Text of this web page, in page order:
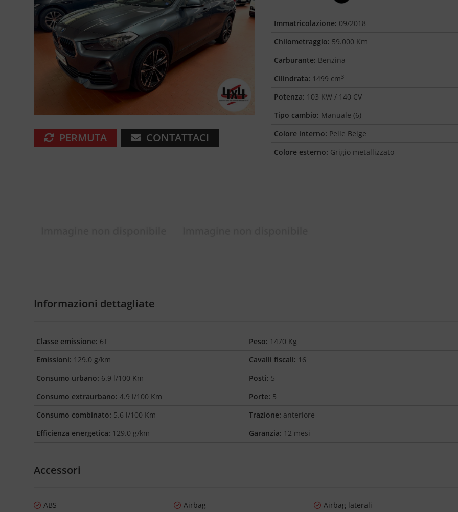
PERMUTA CONTATTACI
Immatricolazione: 09/2018
Chilometraggio: 59.000 Km
Carburante: Benzina
Cilindrata: 1499 cm3
Potenza: 103 KW / 140 CV
Tipo cambio: Manuale (6)
Colore interno: Pelle Beige
Colore esterno: Grigio metallizzato
Informazioni dettagliate
Classe emissione: 6T
Emissioni: 129.0 g/km
Consumo urbano: 6.9 l/100 Km
Consumo extraurbano: 4.9 l/100 Km
Consumo combinato: 5.6 l/100 Km
Efficienza energetica: 129.0 g/km
Peso: 1470 Kg
Cavalli fiscali: 16
Posti: 5
Porte: 5
Trazione: anteriore
Garanzia: 12 mesi
Accessori
ABS Airbag
Airbag laterali